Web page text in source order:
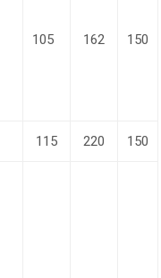
105 162 150
115 220 150